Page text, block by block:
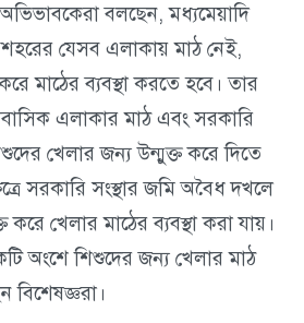
বলছেন, মধ্যমেয়াদি
শহরের যেসব এলাকায় মাঠ নেই,
মাঠের ব্যবস্থা করতে হবে। তার
এলাকার মাঠ এবং সরকারি
খেলার জন্য উন্মুক্ত করে দিতে
সরকারি সংস্থার জমি অবৈধ দখলে
খেলার মাঠের ব্যবস্থা করা যায়।
অংশে শিশুদের জন্য খেলার মাঠ
বিশেষজ্ঞরা।